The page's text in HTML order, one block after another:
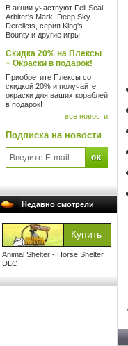
В акции участвуют Fell Seal:
Arbiter's Mark, Deep Sky
Derelicts, серия King's
Bounty и другие игры
Скидка 20% на Плексы
+ Окраски в подарок!
Приобретите Плексы со
скидкой 20% и получайте
окраски для ваших кораблей
в подарок!
все новости
Подписка на новости
Недавно смотрели
Animal Shelter - Horse Shelter
DLC